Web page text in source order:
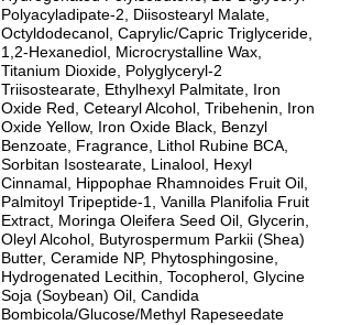
Polyacyladipate-2, Diisostearyl Malate,
Octyldodecanol, Caprylic/Capric Triglyceride,
1,2-Hexanediol, Microcrystalline Wax,
Titanium Dioxide, Polyglyceryl-2
Triisostearate, Ethylhexyl Palmitate, Iron
Oxide Red, Cetearyl Alcohol, Tribehenin, Iron
Oxide Yellow, Iron Oxide Black, Benzyl
Benzoate, Fragrance, Lithol Rubine BCA,
Sorbitan Isostearate, Linalool, Hexyl
Cinnamal, Hippophae Rhamnoides Fruit Oil,
Palmitoyl Tripeptide-1, Vanilla Planifolia Fruit
Extract, Moringa Oleifera Seed Oil, Glycerin,
Oleyl Alcohol, Butyrospermum Parkii (Shea)
Butter, Ceramide NP, Phytosphingosine,
Hydrogenated Lecithin, Tocopherol, Glycine
Soja (Soybean) Oil, Candida
Bombicola/Glucose/Methyl Rapeseedate